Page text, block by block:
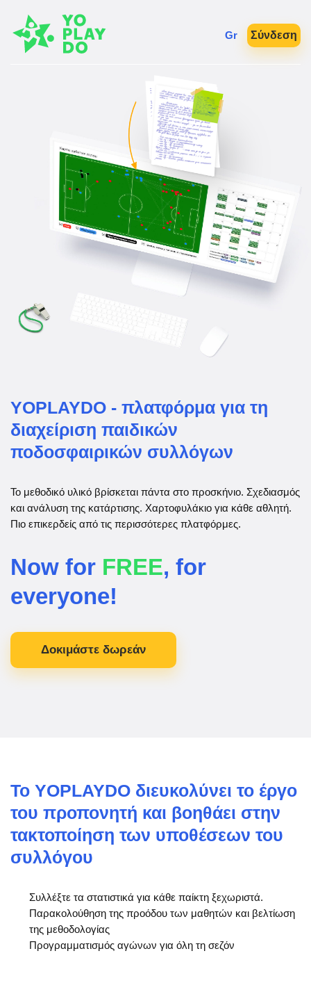
Gr Σύνδεση
YOPLAYDO - πλατφόρμα για τη
διαχείριση παιδικών
ποδοσφαιρικών συλλόγων
Το μεθοδικό υλικό βρίσκεται πάντα στο προσκήνιο. Σχεδιασμός
και ανάλυση της κατάρτισης. Χαρτοφυλάκιο για κάθε αθλητή.
Πιο επικερδείς από τις περισσότερες πλατφόρμες.
Now for FREE, for
everyone!
Δοκιμάστε δωρεάν
Το YOPLAYDO διευκολύνει το έργο
του προπονητή και βοηθάει στην
τακτοποίηση των υποθέσεων του
συλλόγου
Συλλέξτε τα στατιστικά για κάθε παίκτη ξεχωριστά.
Παρακολούθηση της προόδου των μαθητών και βελτίωση
της μεθοδολογίας
Προγραμματισμός αγώνων για όλη τη σεζόν